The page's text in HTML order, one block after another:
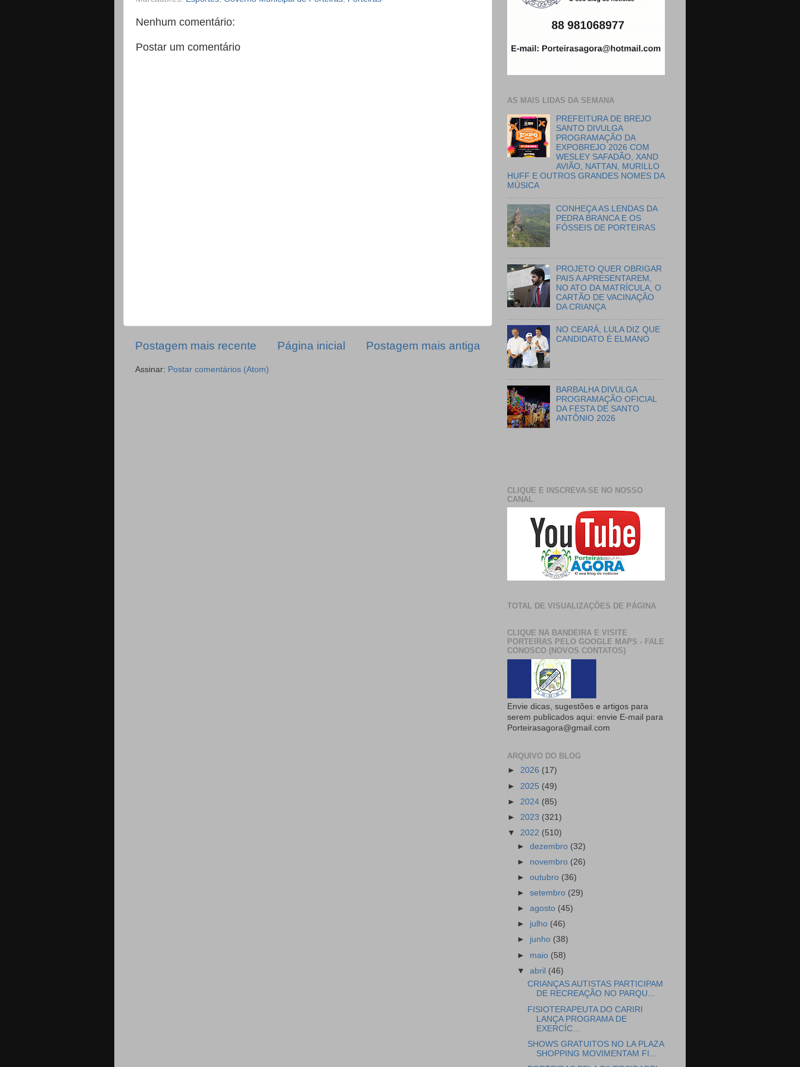
Nenhum comentário:
Postar um comentário
Postagem mais recente Postagem mais antiga
Página inicial
Assinar: Postar comentários (Atom)
AS MAIS LIDAS DA SEMANA
PREFEITURA DE BREJO
SANTO DIVULGA
PROGRAMAÇÃO DA
EXPOBREJO 2026 COM
WESLEY SAFADÃO, XAND
AVIÃO, NATTAN, MURILLO
HUFF E OUTROS GRANDES NOMES DA
MÚSICA
CONHEÇA AS LENDAS DA
PEDRA BRANCA E OS
FÓSSEIS DE PORTEIRAS
PROJETO QUER OBRIGAR
PAIS A APRESENTAREM,
NO ATO DA MATRÍCULA, O
CARTÃO DE VACINAÇÃO
DA CRIANÇA
NO CEARÁ, LULA DIZ QUE
CANDIDATO É ELMANO
BARBALHA DIVULGA
PROGRAMAÇÃO OFICIAL
DA FESTA DE SANTO
ANTÔNIO 2026
CLIQUE E INSCREVA-SE NO NOSSO
CANAL
TOTAL DE VISUALIZAÇÕES DE PÁGINA
CLIQUE NA BANDEIRA E VISITE
PORTEIRAS PELO GOOGLE MAPS - FALE
CONOSCO (NOVOS CONTATOS)
Envie dicas, sugestões e artigos para
serem publicados aqui: envie E-mail para
Porteirasagora@gmail.com
ARQUIVO DO BLOG
► 2026 (17)
► 2025 (49)
► 2024 (85)
► 2023 (321)
▼ 2022 (510)
►dezembro (32)
► novembro (26)
►outubro (36)
►setembro (29)
►agosto (45)
► julho (46)
► junho (38)
► maio (58)
▼abril (46)
CRIANÇAS AUTISTAS PARTICIPAM
DE RECREAÇÃO NO PARQU...
FISIOTERAPEUTA DO CARIRI
LANÇA PROGRAMA DE
EXERCÍC...
SHOWS GRATUITOS NO LA PLAZA
SHOPPING MOVIMENTAM FI...